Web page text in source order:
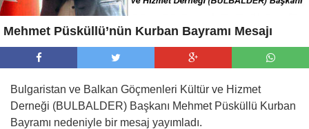
Mehmet Püsküllü’nün Kurban Bayramı Mesajı
Bulgaristan ve Balkan Göçmenleri Kültür ve Hizmet
Derneği (BULBALDER) Başkanı Mehmet Püsküllü Kurban
Bayramı nedeniyle bir mesaj yayımladı.